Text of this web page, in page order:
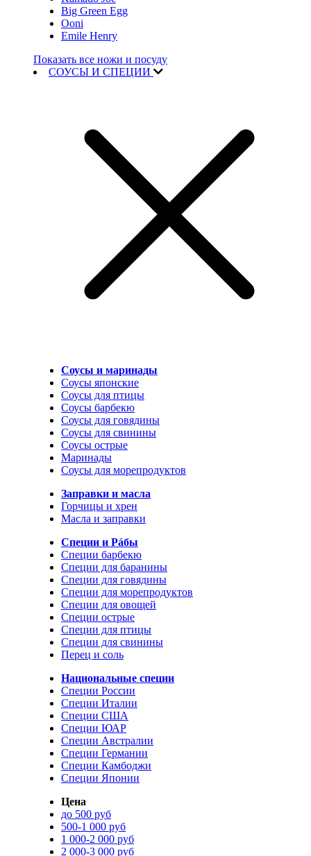
Big Green Egg
Ooni
Emile Henry
Показать все ножи и посуду
СОУСЫ И СПЕЦИИ
Соусы и маринады
Соусы японские
Соусы для птицы
Соусы барбекю
Соусы для говядины
Соусы для свинины
Соусы острые
Маринады
Соусы для морепродуктов
Заправки и масла
Горчицы и хрен
Масла и заправки
Специи и Рáбы
Специи барбекю
Специи для баранины
Специи для говядины
Специи для морепродуктов
Специи для овощей
Специи острые
Специи для птицы
Специи для свинины
Перец и соль
Национальные специи
Специи России
Специи Италии
Специи США
Специи ЮАР
Специи Австралии
Специи Германии
Специи Камбоджи
Специи Японии
Цена
до 500 руб
500-1 000 руб
1 000-2 000 руб
2 000-3 000 руб